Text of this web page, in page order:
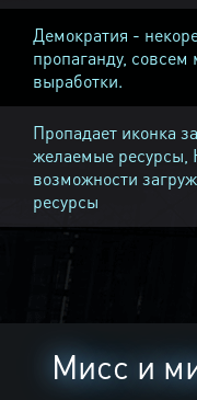
Демократия -
пропаганду, совсем
выработки.
Пропадает иконка
желаемые ресурсы,
возможности
ресурсы
Мисс и